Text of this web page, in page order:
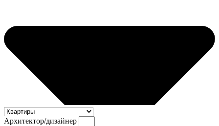
Архитектор/дизайнер